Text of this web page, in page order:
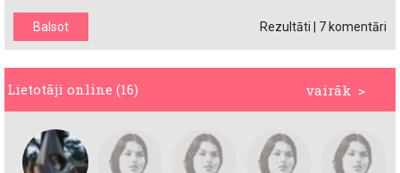
Rezultāti 7 komentāri
vairāk >
Lietotāji online (16)